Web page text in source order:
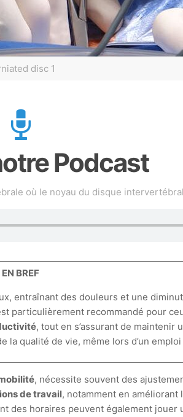
disc 1
Podcast
où le noyau du disque
EN BREF
entraînant des douleurs et une
particulièrement recommandé pour
, tout en s’assurant de maintenir
qualité de vie, même lors d’un
, nécessite souvent des
de travail, notamment en améliorant
des horaires peuvent également